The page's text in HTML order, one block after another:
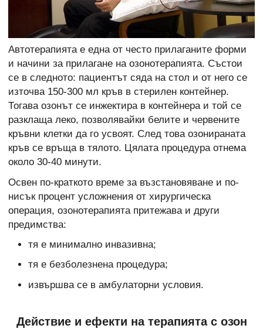
Автотерапията е една от често прилаганите форми
и начини за прилагане на озонотерапията. Състои
се в следното: пациентът сяда на стол и от него се
източва 150-300 мл кръв в стерилен контейнер.
Тогава озонът се инжектира в контейнера и той се
разклаща леко, позволявайки белите и червените
кръвни клетки да го усвоят. След това озонираната
кръв се връща в тялото. Цялата процедура отнема
около 30-40 минути.
Освен по-краткото време за възстановяване и по-
нисък процент усложнения от хирургическа
операция, озонотерапията притежава и други
предимства:
тя е минимално инвазивна;
тя е безболезнена процедура;
извършва се в амбулаторни условия.
Действие и ефекти на терапията с озон